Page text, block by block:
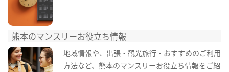
熊本のマンスリーお役立ち情報
地域情報や、出張・観光旅行・おすすめのご利用
方法など、熊本のマンスリーお役立ち情報をご紹